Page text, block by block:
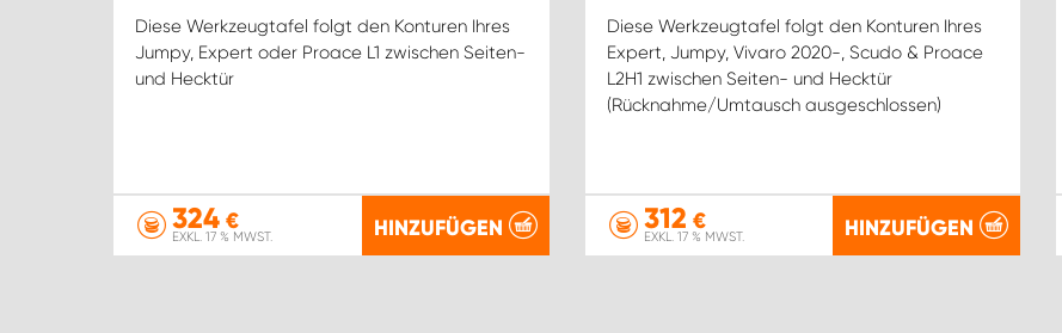
Diese Werkzeugtafel folgt den Konturen Ihres
Jumpy, Expert oder Proace L1 zwischen Seiten-
und Hecktür
324 €
EXKL. 17 % MWST. HINZUFÜGEN
Diese Werkzeugtafel folgt den Konturen Ihres
Expert, Jumpy, Vivaro 2020-, Scudo & Proace
L2H1 zwischen Seiten- und Hecktür
(Rücknahme/Umtausch ausgeschlossen)
312 €
EXKL. 17 % MWST. HINZUFÜGEN